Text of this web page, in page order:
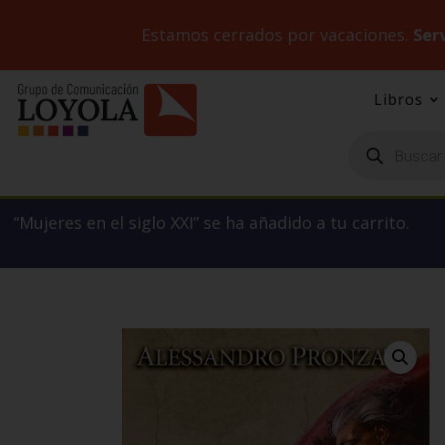
Estamos cerrados por vacaciones.
Libros
productos
“Mujeres en el siglo XXI” se ha añadido a tu carrito.